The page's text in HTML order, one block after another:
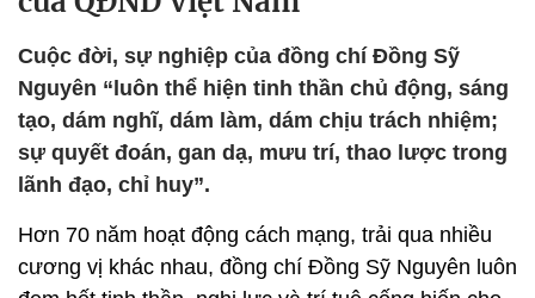
Cuộc đời, sự nghiệp của đồng chí Đồng Sỹ
Nguyên “luôn thể hiện tinh thần chủ động, sáng
tạo, dám nghĩ, dám làm, dám chịu trách nhiệm;
sự quyết đoán, gan dạ, mưu trí, thao lược trong
lãnh đạo, chỉ huy”.
Hơn 70 năm hoạt động cách mạng, trải qua nhiều
cương vị khác nhau, đồng chí Đồng Sỹ Nguyên luôn